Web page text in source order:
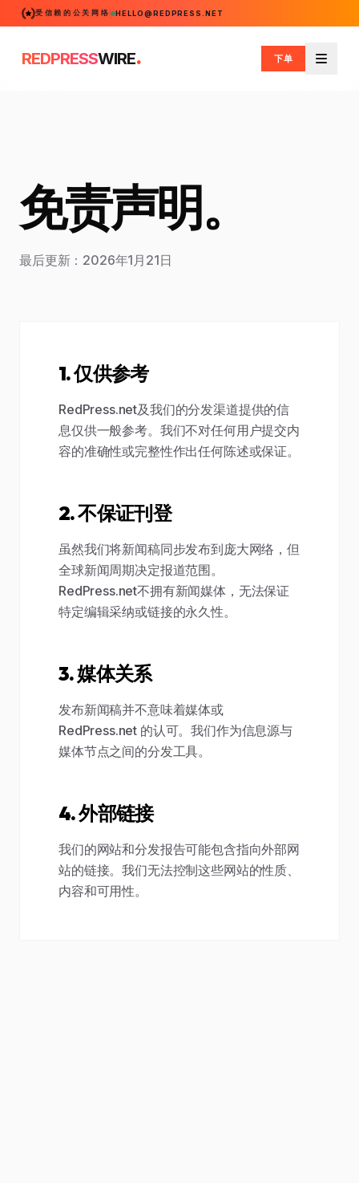
受信赖的公关网络 HELLO@REDPRESS.NET
REDPRESSWIRE. 下单
菜单
免责声明。
最后更新：2026年1月21日
1. 仅供参考
RedPress.net及我们的分发渠道提供的信
息仅供一般参考。我们不对任何用户提交内
容的准确性或完整性作出任何陈述或保证。
2. 不保证刊登
虽然我们将新闻稿同步发布到庞大网络，但
全球新闻周期决定报道范围。
RedPress.net不拥有新闻媒体，无法保证
特定编辑采纳或链接的永久性。
3. 媒体关系
发布新闻稿并不意味着媒体或
RedPress.net 的认可。我们作为信息源与
媒体节点之间的分发工具。
4. 外部链接
我们的网站和分发报告可能包含指向外部网
站的链接。我们无法控制这些网站的性质、
内容和可用性。